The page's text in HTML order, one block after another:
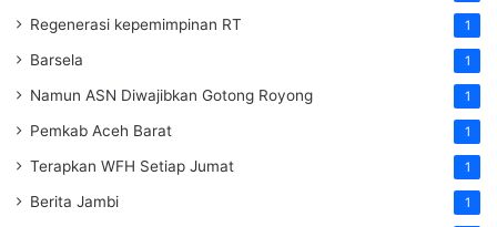
Regenerasi kepemimpinan RT 1
Barsela 1
Namun ASN Diwajibkan Gotong Royong 1
Pemkab Aceh Barat 1
Terapkan WFH Setiap Jumat 1
Berita Jambi 1